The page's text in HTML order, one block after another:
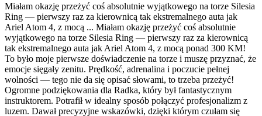
Miałam okazję przeżyć coś absolutnie wyjątkowego na torze Silesia
Ring — pierwszy raz za kierownicą tak ekstremalnego auta jak
Ariel Atom 4, z mocą ... Miałam okazję przeżyć coś absolutnie
wyjątkowego na torze Silesia Ring — pierwszy raz za kierownicą
tak ekstremalnego auta jak Ariel Atom 4, z mocą ponad 300 KM!
To było moje pierwsze doświadczenie na torze i muszę przyznać, że
emocje sięgały zenitu. Prędkość, adrenalina i poczucie pełnej
wolności — tego nie da się opisać słowami, to trzeba przeżyć!
Ogromne podziękowania dla Radka, który był fantastycznym
instruktorem. Potrafił w idealny sposób połączyć profesjonalizm z
luzem. Dawał precyzyjne wskazówki, dzięki którym czułam się